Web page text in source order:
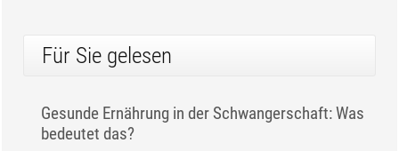
Für Sie gelesen
Gesunde Ernährung in der Schwangerschaft: Was
bedeutet das?